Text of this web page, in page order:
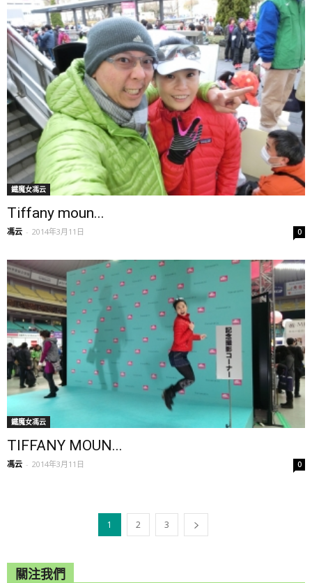
鐵魔女馮云
Tiffany moun...
馮云 - 2014年3月11日 0
鐵魔女馮云
TIFFANY MOUN...
馮云 - 2014年3月11日 0
1 2 3
關注我們